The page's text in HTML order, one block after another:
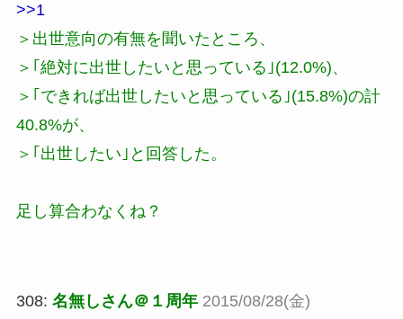
>>1
＞出世意向の有無を聞いたところ、
＞｢絶対に出世したいと思っている｣(12.0%)、
＞｢できれば出世したいと思っている｣(15.8%)の計
40.8%が、
＞｢出世したい｣と回答した。
足し算合わなくね？
308: 名無しさん＠１周年 2015/08/28(金)